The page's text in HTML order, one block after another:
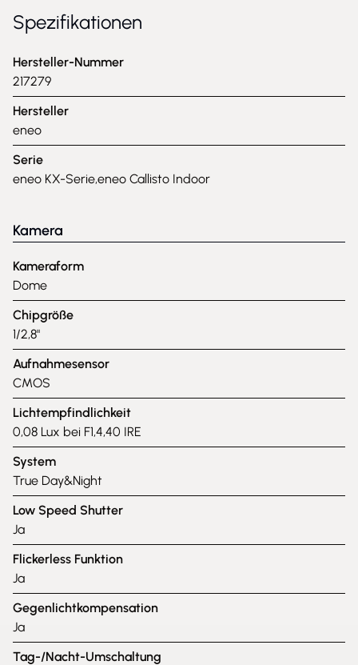
Spezifikationen
Hersteller-Nummer
217279
Hersteller
eneo
Serie
eneo KX-Serie,eneo Callisto Indoor
Kamera
Kameraform
Dome
Chipgröße
1/2,8"
Aufnahmesensor
CMOS
Lichtempfindlichkeit
0,08 Lux bei F1,4,40 IRE
System
True Day&Night
Low Speed Shutter
Ja
Flickerless Funktion
Ja
Gegenlichtkompensation
Ja
Tag-/Nacht-Umschaltung